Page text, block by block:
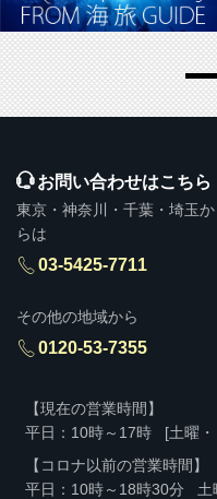
お問い合わせはこちら
東京・神奈川・千葉・埼玉か
らは
03-5425-7711
その他の地域から
0120-53-7355
【現在の営業時間】
平日：10時～17時
[土曜
【コロナ以前の営業時間】
平日：10時～18時30分
土